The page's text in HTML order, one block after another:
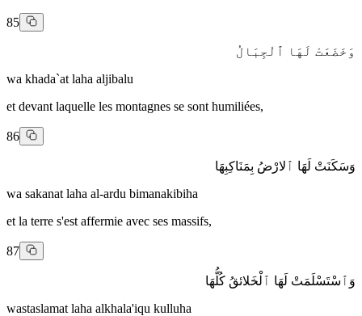
85
وَخَضَعَتْ لَهَا ٱلْجِبَالُ
wa khada`at laha aljibalu
et devant laquelle les montagnes se sont humiliées,
86
وَسَكَنَتْ لَهَا ٱلارْضُ بِمَنَاكِبِهَا
wa sakanat laha al-ardu bimanakibiha
et la terre s'est affermie avec ses massifs,
87
وَٱسْتَسْلَمَتْ لَهَا ٱلْخَلائقُ كُلُّهَا
wastaslamat laha alkhala'iqu kulluha